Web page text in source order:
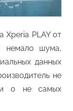
Xperia PLAY от
немало шума,
данных
не
о не самых